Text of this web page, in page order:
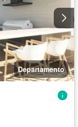
Departamento